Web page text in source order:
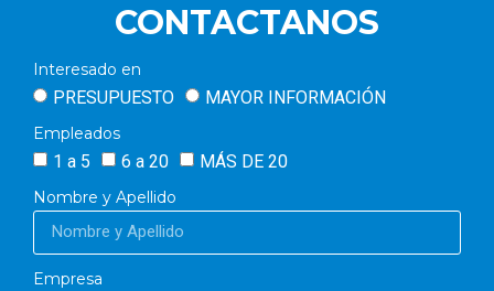
CONTACTANOS
Interesado en
PRESUPUESTO MAYOR INFORMACIÓN
Empleados
1 a 5 6 a 20 MÁS DE 20
Nombre y Apellido
Empresa